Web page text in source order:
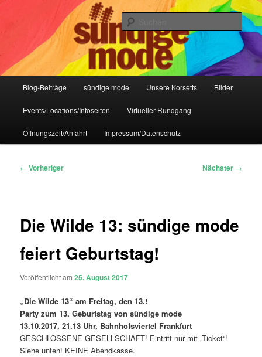
Sündige Mode Frankfurt
IHR Laden für Korsetts, Lifestyle-Mode, Club- und Dark-Wear seit 2004
Blog-Beiträge sündige mode Unsere Korsetts Bilder
Events/Locations/Infoseiten Virtueller Rundgang
Öffnungszeit/Anfahrt Impressum/Datenschutz
Beitragsnavigation
← Vorheriger Nächster →
Die Wilde 13: sündige mode
feiert Geburtstag!
Veröffentlicht am25. August 2017
„Die Wilde 13“ am Freitag, den 13.!
Party zum 13. Geburtstag von sündige mode
13.10.2017, 21.13 Uhr, Bahnhofsviertel Frankfurt
GESCHLOSSENE GESELLSCHAFT! Eintritt nur mit „Ticket“!
Siehe unten! KEINE Abendkasse.